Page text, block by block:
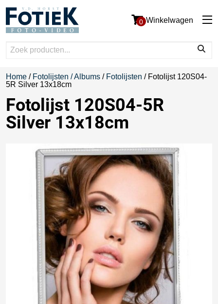
0 Winkelwagen
Home / Fotolijsten / Albums / Fotolijsten / Fotolijst 120S04-
5R Silver 13x18cm
Fotolijst 120S04-5R
Silver 13x18cm